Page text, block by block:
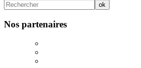
Nos partenaires